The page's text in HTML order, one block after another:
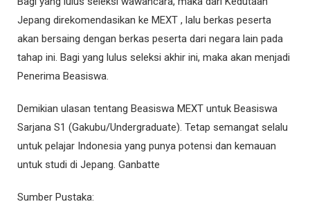
Jepang direkomendasikan ke MEXT , lalu berkas peserta
akan bersaing dengan berkas peserta dari negara lain pada
tahap ini. Bagi yang lulus seleksi akhir ini, maka akan menjadi
Penerima Beasiswa.
Demikian ulasan tentang Beasiswa MEXT untuk Beasiswa
Sarjana S1 (Gakubu/Undergraduate). Tetap semangat selalu
untuk pelajar Indonesia yang punya potensi dan kemauan
untuk studi di Jepang. Ganbatte
Sumber Pustaka: